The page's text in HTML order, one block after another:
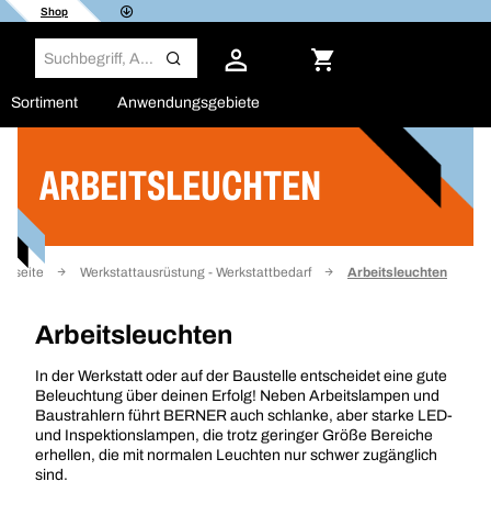
Shop
Sortiment Anwendungsgebiete
ARBEITSLEUCHTEN
Werkstattausrüstung - Werkstattbedarf Arbeitsleuchten
Arbeitsleuchten
In der Werkstatt oder auf der Baustelle entscheidet eine gute
Beleuchtung über deinen Erfolg! Neben Arbeitslampen und
Baustrahlern führt BERNER auch schlanke, aber starke LED-
und Inspektionslampen, die trotz geringer Größe Bereiche
erhellen, die mit normalen Leuchten nur schwer zugänglich
sind.
Filter